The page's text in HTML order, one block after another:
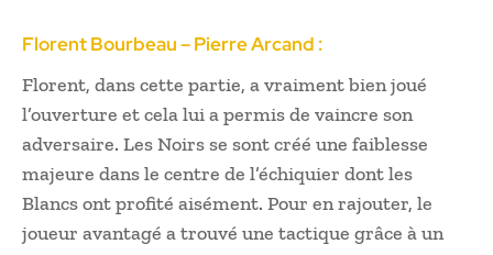
Florent Bourbeau – Pierre Arcand :
Florent, dans cette partie, a vraiment bien joué
l’ouverture et cela lui a permis de vaincre son
adversaire. Les Noirs se sont créé une faiblesse
majeure dans le centre de l’échiquier dont les
Blancs ont profité aisément. Pour en rajouter, le
joueur avantagé a trouvé une tactique grâce à un